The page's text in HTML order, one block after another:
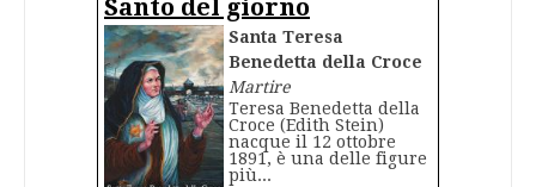
Santo del giorno
Santa Teresa
Benedetta della Croce
Martire
Teresa Benedetta della
Croce (Edith Stein)
nacque il 12 ottobre
1891, è una delle figure
più...